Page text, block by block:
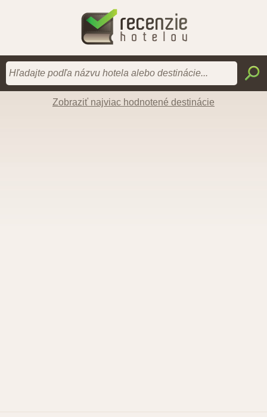
Zobraziť najviac hodnotené destinácie